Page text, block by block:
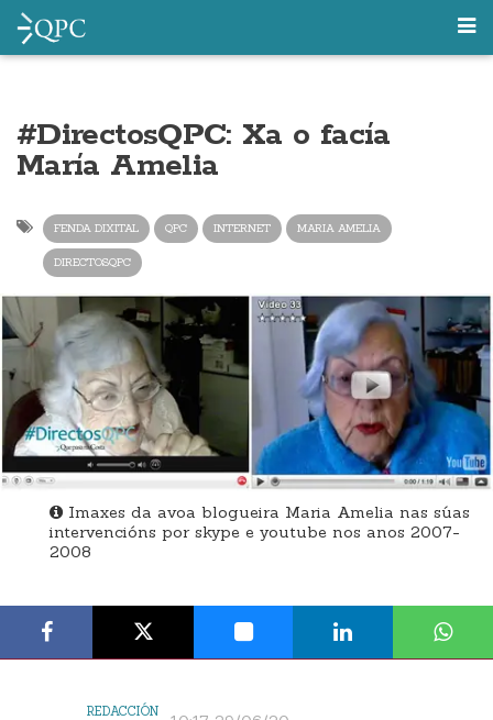
#DirectosQPC: Xa o facía
María Amelia
FENDA DIXITAL QPC INTERNET MARIA AMELIA
DIRECTOSQPC
Imaxes da avoa blogueira Maria Amelia nas súas
intervencións por skype e youtube nos anos 2007-
2008
REDACCIÓN